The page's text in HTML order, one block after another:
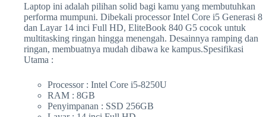
Laptop ini adalah pilihan solid bagi kamu yang membutuhkan
performa mumpuni. Dibekali processor Intel Core i5 Generasi 8
dan Layar 14 inci Full HD, EliteBook 840 G5 cocok untuk
multitasking ringan hingga menengah. Desainnya ramping dan
ringan, membuatnya mudah dibawa ke kampus.Spesifikasi
Utama :
Processor : Intel Core i5-8250U
RAM : 8GB
Penyimpanan : SSD 256GB